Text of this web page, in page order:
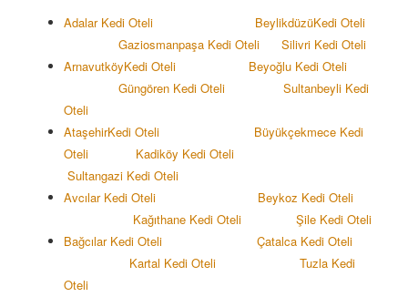
Adalar Kedi Oteli BeylikdüzüKedi Oteli
Gaziosmanpaşa Kedi Oteli
Silivri Kedi Oteli
ArnavutköyKedi Oteli
Beyoğlu Kedi Oteli
Güngören Kedi Oteli
Sultanbeyli Kedi
Oteli
AtaşehirKedi Oteli
Büyükçekmece Kedi
Oteli
Kadiköy Kedi Oteli
Sultangazi Kedi Oteli
Avcılar Kedi Oteli
Beykoz Kedi Oteli
Kağıthane Kedi Oteli
Şile Kedi Oteli
Bağcılar Kedi Oteli
Çatalca Kedi Oteli
Kartal Kedi Oteli
Tuzla Kedi
Oteli